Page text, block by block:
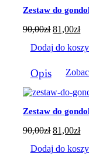
Zestaw do
90,00zł 81,00zł
Dodaj do
Opis
Zestaw do
90,00zł 81,00zł
Dodaj do